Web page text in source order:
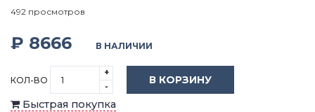
492 просмотров
₽ 8666 В НАЛИЧИИ
КОЛ-ВО
+
-
В КОРЗИНУ
Быстрая покупка